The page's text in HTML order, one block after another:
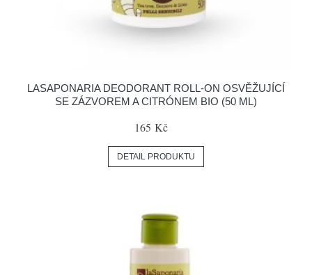
LASAPONARIA DEODORANT ROLL-ON OSVĚŽUJÍCÍ
SE ZÁZVOREM A CITRÓNEM BIO (50 ML)
165 Kč
DETAIL PRODUKTU